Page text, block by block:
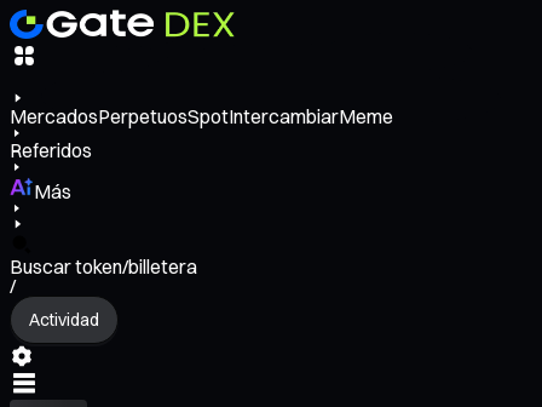
MercadosPerpetuosSpotIntercambiarMeme
Referidos
Más
Buscar token/billetera
/
Actividad